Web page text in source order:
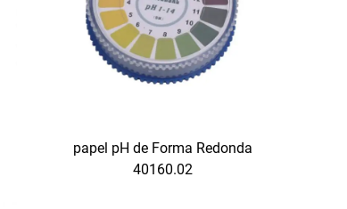
papel pH de Forma Redonda
40160.02